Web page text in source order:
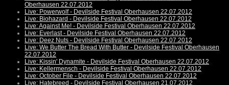
Oberhausen 22.07.2012
Live: Powerwolf - Devilside Festival Oberhausen 22.07.2012
Live: Biohazard - Devilside Festival Oberhausen 22.07.2012
Live: Against Me! - Devilside Festival Oberhausen 22.07.2012
Live: Everlast - Devilside Festival Oberhausen 22.07.2012
Live: Deez Nuts - Devilside Festival Oberhausen 22.07.2012
Live: We Butter The Bread With Butter - Devilside Festival Oberhausen
22.07.2012
Live: Kissin' Dynamite - Devilside Festival Oberhausen 22.07.2012
Live: Kellermensch - Devilside Festival Oberhausen 22.07.2012
Live: October File - Devilside Festival Oberhausen 22.07.2012
Live: Hatebreed - Devilside Festival Oberhausen 21.07.2012